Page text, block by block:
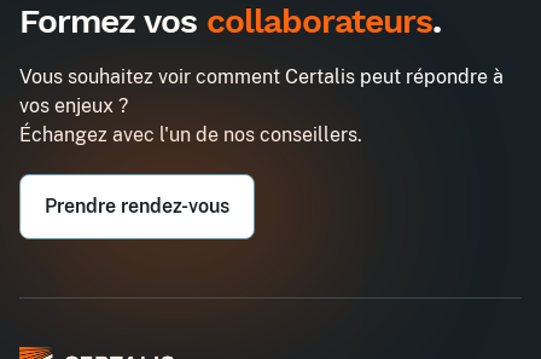
Les bases de la paie
Email professionnel*
Téléphone professionnel*
Formez vos collaborateurs.
Vous souhaitez voir comment Certalis peut répondre à
vos enjeux ?
Échangez avec l'un de nos conseillers.
Prendre rendez-vous